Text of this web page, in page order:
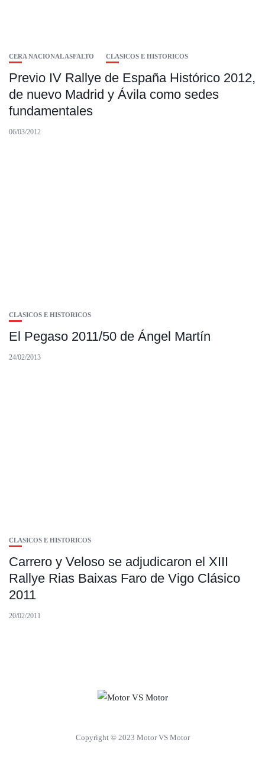
CERA NACIONAL ASFALTO CLASICOS E HISTORICOS
Previo IV Rallye de España Histórico 2012,
de nuevo Madrid y Ávila como sedes
fundamentales
06/03/2012
CLASICOS E HISTORICOS
El Pegaso 2011/50 de Ángel Martín
24/02/2013
CLASICOS E HISTORICOS
Carrero y Veloso se adjudicaron el XIII
Rallye Rias Baixas Faro de Vigo Clásico
2011
20/02/2011
Copyright © 2023 Motor VS Motor